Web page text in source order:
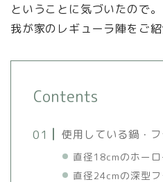
ということに気づいたので。
我が家のレギューラ陣をご
Contents
使用している鍋・
直径18cmのホー
直径24cmの深型